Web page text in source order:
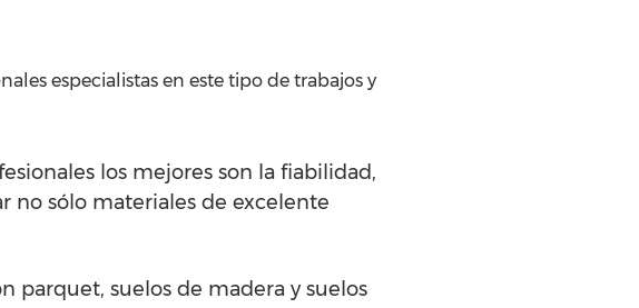
especialistas en este tipo de trabajos y
los mejores son la fiabilidad,
no sólo materiales de excelente
parquet, suelos de madera y suelos